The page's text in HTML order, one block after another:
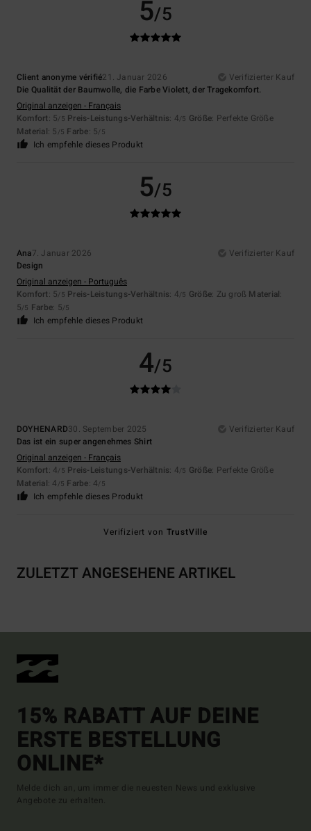
5/5
Client anonyme vérifié21. Januar 2026
Verifizierter Kauf
Die Qualität der Baumwolle, die Farbe Violett, der Tragekomfort.
Original anzeigen - Français
Komfort: 5/5 Preis-Leistungs-Verhältnis: 4/5 Größe: Perfekte Größe
Material: 5 /5 Farbe: 5/5
Ich empfehle dieses Produkt
5/5
Ana7. Januar 2026
Verifizierter Kauf
Design
Original anzeigen - Português
Komfort: 5/5 Preis-Leistungs-Verhältnis: 4/5 Größe: Zu groß Material:
5/5 Farbe: 5/5
Ich empfehle dieses Produkt
4/5
DOYHENARD30. September 2025
Verifizierter Kauf
Das ist ein super angenehmes Shirt
Original anzeigen - Français
Komfort: 4/5 Preis-Leistungs-Verhältnis: 4/5 Größe: Perfekte Größe
Material: 4 /5 Farbe: 4/5
Ich empfehle dieses Produkt
Verifiziert von TrustVille
ZULETZT ANGESEHENE ARTIKEL
15% RABATT AUF DEINE
ERSTE BESTELLUNG
ONLINE*
Melde dich an, um immer die neuesten News und exklusive
Angebote zu erhalten.